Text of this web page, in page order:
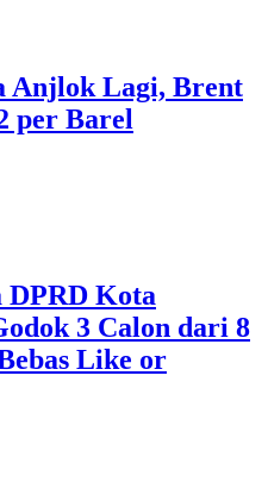
Anjlok Lagi, Brent
per Barel
Kota
3 Calon dari 8
Like or